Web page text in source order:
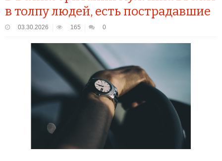
в толпу людей, есть пострадавшие
03.30.2026 165 0